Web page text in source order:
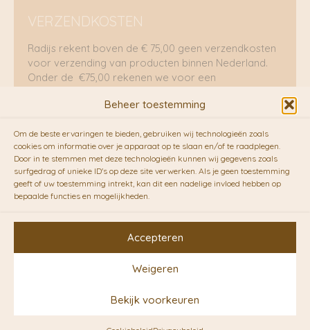
Beheer toestemming
Om de beste ervaringen te bieden, gebruiken wij technologieën zoals
cookies om informatie over je apparaat op te slaan en/of te raadplegen.
Door in te stemmen met deze technologieën kunnen wij gegevens zoals
surfgedrag of unieke ID's op deze site verwerken. Als je geen toestemming
geeft of uw toestemming intrekt, kan dit een nadelige invloed hebben op
bepaalde functies en mogelijkheden.
Accepteren
Weigeren
Bekijk voorkeuren
VERZENDKOSTEN
Radijs rekent boven de € 75,00 geen verzendkosten
voor verzending van producten binnen Nederland.
Onder de €75,00 rekenen we voor een
RADIJS werkt samen met de duurzame bezorgdienst
vanFietskoeriers.nl. Pakketten (mits voorradig) voor
10.00 uur besteld op een doordeweekse dag,
bezorgen zij soms nog op dezelfde dag in de
avonduren! Brievenbuspakjes de volgende dag. En
waar mogelijk ook echt op de fiets!!
Conceptstore | Designed by
Ontwerpunie